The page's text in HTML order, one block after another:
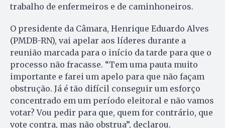
trabalho de enfermeiros e de caminhoneiros.
O presidente da Câmara, Henrique Eduardo Alves
(PMDB-RN), vai apelar aos líderes durante a
reunião marcada para o início da tarde para que o
processo não fracasse. “Tem uma pauta muito
importante e farei um apelo para que não façam
obstrução. Já é tão difícil conseguir um esforço
concentrado em um período eleitoral e não vamos
votar? Vou pedir para que, quem for contrário, que
vote contra, mas não obstrua”, declarou.